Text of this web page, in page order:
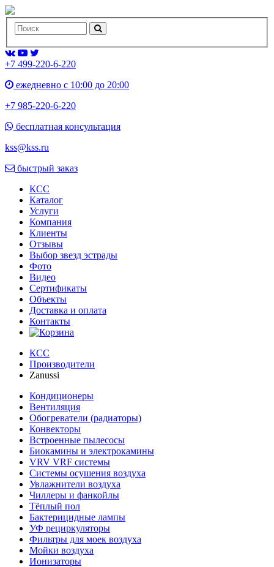
+7 499-220-6-220
ежедневно с 10:00 до 20:00
+7 985-220-6-220
бесплатная консультация
kss@kss.ru
быстрый заказ
КСС
Каталог
Услуги
Компания
Клиенты
Oтзывы
Выбор звезд эстрады
Фото
Видео
Сертификаты
Объекты
Доставка и оплата
Контакты
КСС
Производители
Zanussi
Кондиционеры
Вентиляция
Обогреватели (радиаторы)
Конвекторы
Встроенные пылесосы
Биокамины и электрокамины
VRV VRF системы
Системы осушения воздуха
Увлажнители воздуха
Чиллеры и фанкойлы
Тёплый пол
Бактерицидные лампы
УФ рециркуляторы
Фильтры для моек воздуха
Мойки воздуха
Ионизаторы